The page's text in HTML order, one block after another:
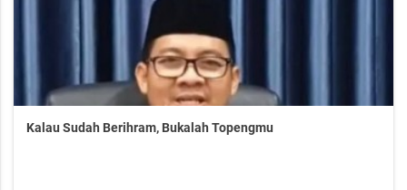
Kalau Sudah Berihram, Bukalah Topengmu